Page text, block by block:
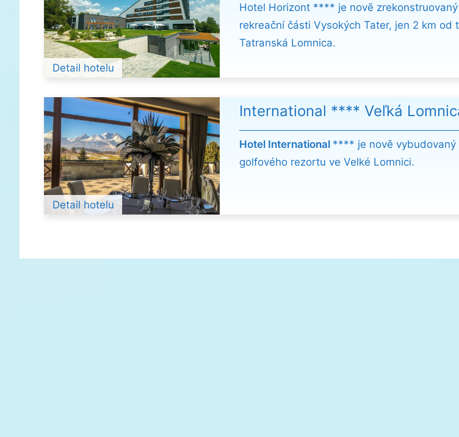
Hotel Horizont **** je nově
rekreační části Vysokých Tater, jen 2 km od
Tatranská Lomnica.
Detail hotelu
International **** Veľká
Hotel International **** je nově vybudovaný
golfového rezortu ve Velké Lomnici.
Detail hotelu